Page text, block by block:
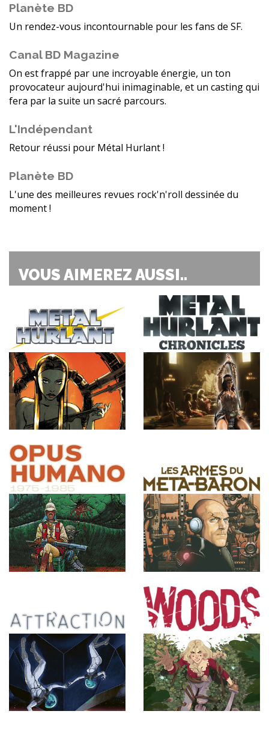
Planète BD
Un rendez-vous incontournable pour les fans de SF.
Canal BD Magazine
On est frappé par une incroyable énergie, un ton
provocateur aujourd'hui inimaginable, et un casting qui
fera par la suite un sacré parcours.
L'Indépendant
Retour réussi pour Métal Hurlant !
Planète BD
L'une des meilleures revues rock'n'roll dessinée du
moment !
VOUS AIMEREZ AUSSI..